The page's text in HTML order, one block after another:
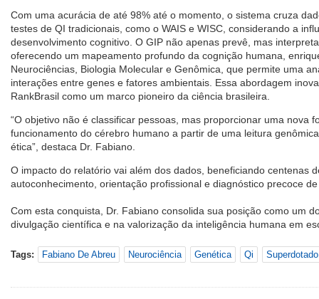
Com uma acurácia de até 98% até o momento, o sistema cruza
testes de QI tradicionais, como o WAIS e WISC, considerando a
desenvolvimento cognitivo. O GIP não apenas prevê, mas
oferecendo um mapeamento profundo da cognição humana,
Neurociências, Biologia Molecular e Genômica, que permite uma
interações entre genes e fatores ambientais. Essa abordagem
RankBrasil como um marco pioneiro da ciência brasileira.
“O objetivo não é classificar pessoas, mas proporcionar uma nova
funcionamento do cérebro humano a partir de uma leitura
ética”, destaca Dr. Fabiano.
O impacto do relatório vai além dos dados, beneficiando centenas
autoconhecimento, orientação profissional e diagnóstico precoce
Com esta conquista, Dr. Fabiano consolida sua posição como um
divulgação científica e na valorização da inteligência humana em
Tags: Fabiano De Abreu Neurociência Genética Qi Superdotado